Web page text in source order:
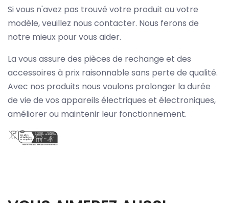
Si vous n'avez pas trouvé votre produit ou votre
modèle, veuillez nous contacter. Nous ferons de
notre mieux pour vous aider.
La vous assure des pièces de rechange et des
accessoires à prix raisonnable sans perte de qualité.
Avec nos produits nous voulons prolonger la durée
de vie de vos appareils électriques et électroniques,
améliorer ou maintenir leur fonctionnement.